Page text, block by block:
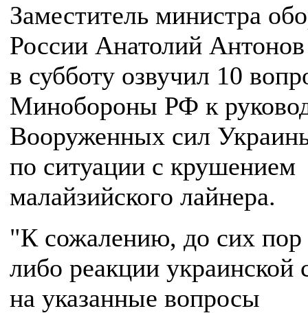
Заместитель министра
России Анатолий Антонов
в субботу озвучил 10
Минобороны РФ к
Вооруженных сил
по ситуации с крушением
малайзийского лайнера.
"К сожалению, до сих пор
либо реакции украинской
на указанные вопросы